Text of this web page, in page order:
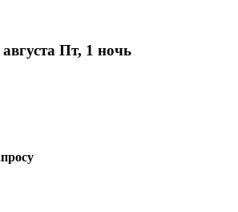
августа Пт, 1 ночь